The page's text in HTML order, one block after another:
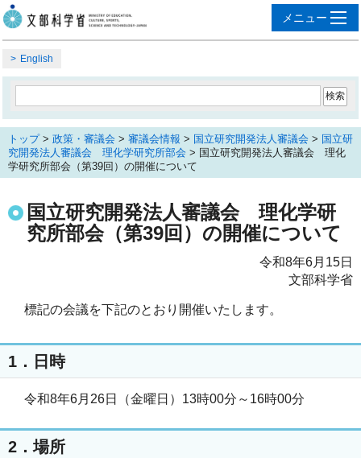
English
トップ> 政策・審議会 > 審議会情報 > 国立研究開発法人審議会 > 国立研
究開発法人審議会 理化学研究所部会 > 国立研究開発法人審議会 理化
学研究所部会（第39回）の開催について
国立研究開発法人審議会 理化学研
究所部会（第39回）の開催について
令和8年6月15日
文部科学省
標記の会議を下記のとおり開催いたします。
1．日時
令和8年6月26日（金曜日）13時00分～16時00分
2．場所